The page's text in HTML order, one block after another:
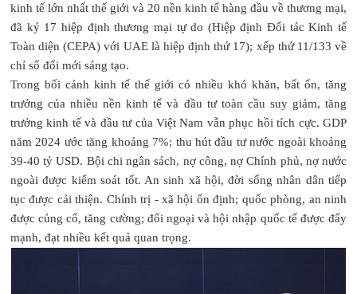
kinh tế lớn nhất thế giới và 20 nền kinh tế hàng đầu về thương mại,
đã ký 17 hiệp định thương mại tự do (Hiệp định Đối tác Kinh tế
Toàn diện (CEPA) với UAE là hiệp định thứ 17); xếp thứ 11/133 về
chỉ số đổi mới sáng tạo.
Trong bối cảnh kinh tế thế giới có nhiều khó khăn, bất ổn, tăng
trưởng của nhiều nền kinh tế và đầu tư toàn cầu suy giảm, tăng
trưởng kinh tế và đầu tư của Việt Nam vẫn phục hồi tích cực. GDP
năm 2024 ước tăng khoảng 7%; thu hút đầu tư nước ngoài khoảng
39-40 tỷ USD. Bội chi ngân sách, nợ công, nợ Chính phủ, nợ nước
ngoài được kiểm soát tốt. An sinh xã hội, đời sống nhân dân tiếp
tục được cải thiện. Chính trị - xã hội ổn định; quốc phòng, an ninh
được củng cố, tăng cường; đối ngoại và hội nhập quốc tế được đẩy
mạnh, đạt nhiều kết quả quan trọng.